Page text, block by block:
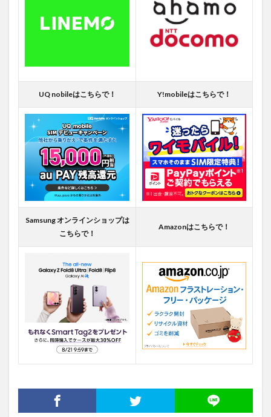
UQ nobileはこちらで！ Y!mobileはこちらで！
Samsung オンラインショップは
こちらで！
Amazonはこちらで！